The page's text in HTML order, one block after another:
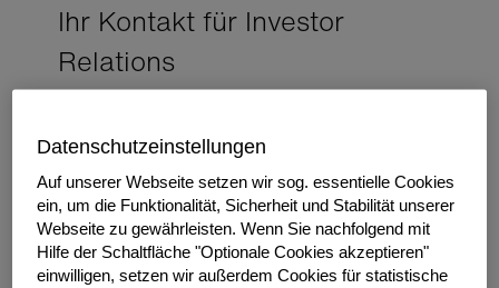
Ihr Kontakt für Investor
Relations
Datenschutzeinstellungen
Auf unserer Webseite setzen wir sog. essentielle Cookies
ein, um die Funktionalität, Sicherheit und Stabilität unserer
Webseite zu gewährleisten.Wenn Sie nachfolgend mit
Hilfe der Schaltfläche "Optionale Cookies akzeptieren"
einwilligen, setzen wir außerdem Cookies für statistische